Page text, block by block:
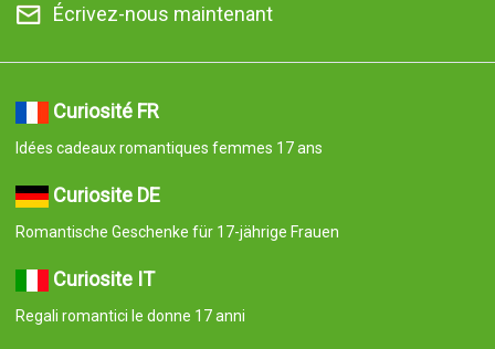
Écrivez-nous maintenant
Curiosité FR
Idées cadeaux romantiques femmes 17 ans
Curiosite DE
Romantische Geschenke für 17-jährige Frauen
Curiosite IT
Regali romantici le donne 17 anni